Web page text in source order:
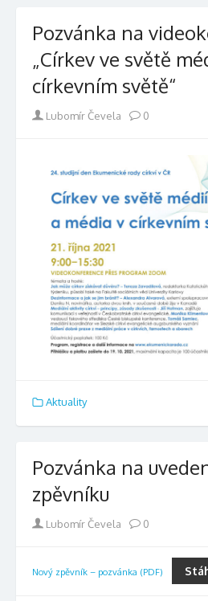
Pozvánka na
„Církev ve světě
církevním světě“
Author
Lubomír Čevela 0
Aktuality
Pozvánka na
zpěvníku
Author
Lubomír Čevela 0
Nový zpěvník – pozvánka (PDF)